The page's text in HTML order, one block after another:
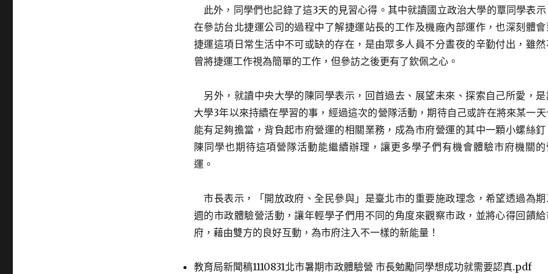
此外，同學們也記錄了這3天的見習心得。其中就讀國立政治大學的覃同學表示
在參訪台北捷運公司的過程中了解捷運站長的工作及機廠內部運作，也深刻體會
捷運這項日常生活中不可或缺的存在，是由眾多人員不分晝夜的辛勤付出，雖然
曾將捷運工作視為簡單的工作，但參訪之後更有了欽佩之心。
另外，就讀中央大學的陳同學表示，回首過去、展望未來、探索自己所愛，是
大學3年以來持續在學習的事，經過這次的營隊活動，期待自己或許在將來某一天
能有足夠擔當，背負起市府營運的相關業務，成為市府營運的其中一顆小螺絲釘
陳同學也期待這項營隊活動能繼續辦理，讓更多學子們有機會體驗市府機關的
運。
市長表示，「開放政府、全民參與」是臺北市的重要施政理念，希望透過為期
週的市政體驗營活動，讓年輕學子們用不同的角度來觀察市政，並將心得回饋給
府，藉由雙方的良好互動，為市府注入不一樣的新能量！
教育局新聞稿1110831北市暑期市政體驗營 市長勉勵同學想成功就需要認真.pdf